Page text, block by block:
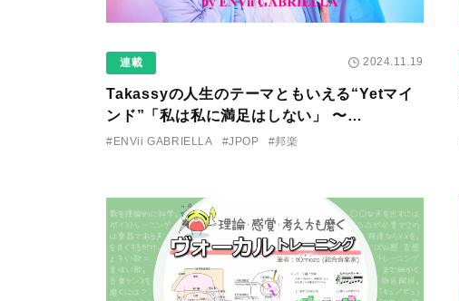
連載 2024.11.19
Takassyの人生のテーマともいえる“Yetマイ
ンド”「私は私に満足はしない」 〜
【ENGAB♡AtoZ】第25回〜
#ENVii GABRIELLA #JPOP #邦楽